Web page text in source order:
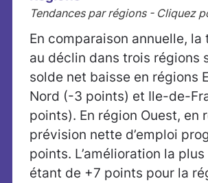
Tendances par régions - Cliquez
En comparaison annuelle, la
au déclin dans trois régions
solde net baisse en régions
Nord (-3 points) et Ile-de-
points). En région Ouest, en
prévision nette d’emploi
points. L’amélioration la
étant de +7 points pour la